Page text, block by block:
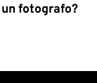
fotografo?